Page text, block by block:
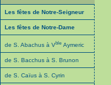
Les fêtes de Notre-Seigneur
Les fêtes de Notre-Dame
de S. Abachus à Vble Aymeric
de S. Bacchus à S. Brunon
de S. Caïus à S. Cyrin